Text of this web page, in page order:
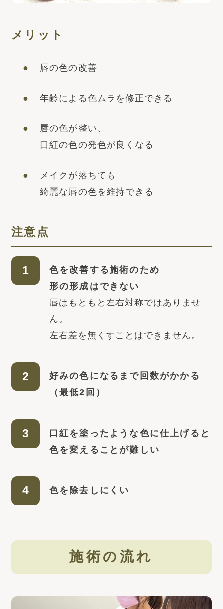
メリット
唇の色の改善
年齢による色ムラを修正できる
唇の色が整い、
口紅の色の発色が良くなる
メイクが落ちても
綺麗な唇の色を維持できる
注意点
色を改善する施術のため
形の形成はできない
唇はもともと左右対称ではありませ
ん。
左右差を無くすことはできません。
好みの色になるまで回数がかかる
（最低2回）
口紅を塗ったような色に仕上げると
色を変えることが難しい
色を除去しにくい
施術の流れ